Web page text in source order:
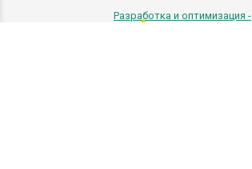
Разработка и оптимизация -